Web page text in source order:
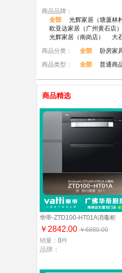
商品品牌：
全部
光辉家居（塘厦林
欧亚达家居（广州黄石店）
光辉家居（南岗店）
大
商品分类：
全部 卧房家
商品类型：
全部 普通商
商品精选
华帝-ZTD100-HT01A消毒柜
￥2842.00 ￥6880.00
销量： 0件
品牌：